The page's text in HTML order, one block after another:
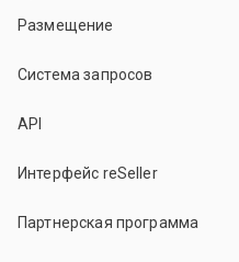
Размещение
Система запросов
API
Интерфейс reSeller
Партнерская программа